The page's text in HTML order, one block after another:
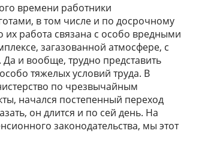
времени работники
в том числе и по досрочному
их работа связана с особо вредными
загазованной атмосфере, с
и вообще, трудно представить
тяжелых условий труда. В
по чрезвычайным
начался постепенный переход
он длится и по сей день. На
законодательства, мы этот